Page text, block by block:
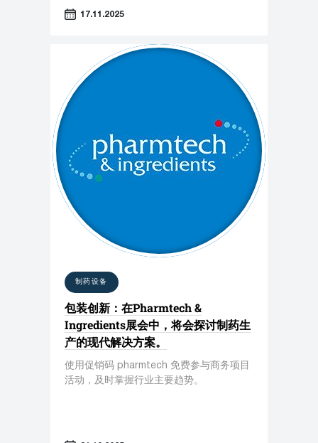
17.11.2025
制药设备
包装创新：在Pharmtech &
Ingredients展会中，将会探讨制药生
产的现代解决方案。
使用促销码 pharmtech 免费参与商务项目
活动，及时掌握行业主要趋势。